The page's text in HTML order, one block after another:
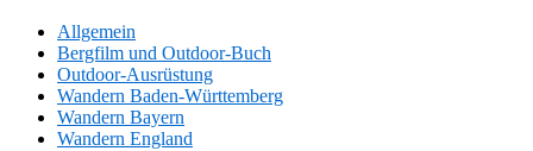
Allgemein
Bergfilm und Outdoor-Buch
Outdoor-Ausrüstung
Wandern Baden-Württemberg
Wandern Bayern
Wandern England